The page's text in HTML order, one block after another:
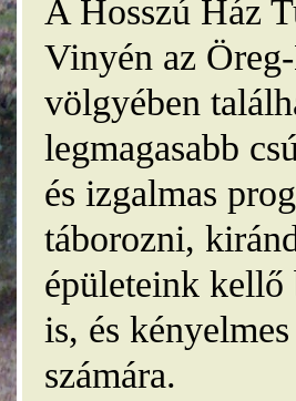
A Hosszú Ház
Vinyén az
völgyében
legmagasabb
és izgalmas
táborozni,
épületeink kellő
is, és
számára.